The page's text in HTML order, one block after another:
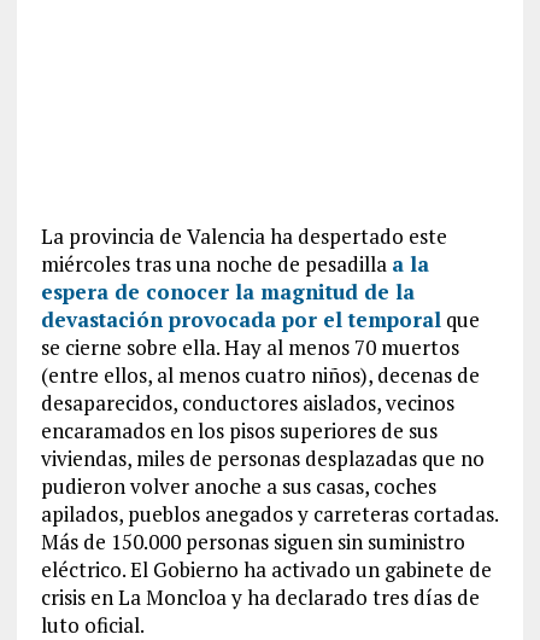
La provincia de Valencia ha despertado este
miércoles tras una noche de pesadilla a la
espera de conocer la magnitud de la
devastación provocada por el temporalque
se cierne sobre ella. Hay al menos 70 muertos
(entre ellos, al menos cuatro niños), decenas de
desaparecidos, conductores aislados, vecinos
encaramados en los pisos superiores de sus
viviendas, miles de personas desplazadas que no
pudieron volver anoche a sus casas, coches
apilados, pueblos anegados y carreteras cortadas.
Más de 150.000 personas siguen sin suministro
eléctrico. El Gobierno ha activado un gabinete de
crisis en La Moncloa y ha declarado tres días de
luto oficial.